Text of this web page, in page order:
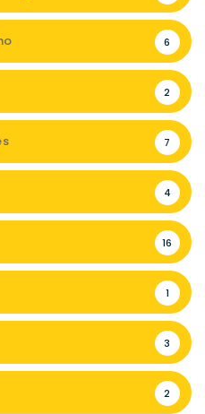
6
2
7
4
16
1
3
2